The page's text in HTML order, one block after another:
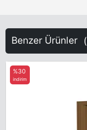
Benzer Ürünler (
%30
indirim